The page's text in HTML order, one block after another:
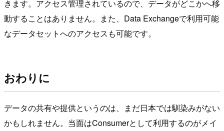
きます。アクセス管理されているので、データがどこかへ移
動することはありません。また、Data Exchangeで利用可能
なデータセットへのアクセスも可能です。
おわりに
データの共有や提供というのは、まだ日本では馴染みがない
かもしれません。当面はConsumerとして利用するのがメイ